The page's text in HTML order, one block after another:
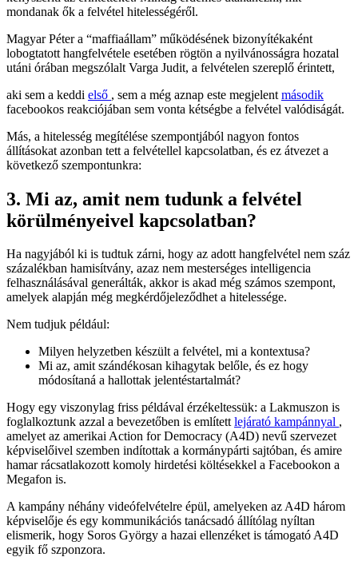
mondanak ők a felvétel hitelességéről.
Magyar Péter a “maffiaállam” működésének bizonyítékaként
lobogtatott hangfelvétele esetében rögtön a nyilvánosságra hozatal
utáni órában megszólalt Varga Judit, a felvételen szereplő érintett,
aki sem a keddi első , sem a még aznap este megjelent második
facebookos reakciójában sem vonta kétségbe a felvétel valódiságát.
Más, a hitelesség megítélése szempontjából nagyon fontos
állításokat azonban tett a felvétellel kapcsolatban, és ez átvezet a
következő szempontunkra:
3. Mi az, amit nem tudunk a felvétel
körülményeivel kapcsolatban?
Ha nagyjából ki is tudtuk zárni, hogy az adott hangfelvétel nem száz
százalékban hamisítvány, azaz nem mesterséges intelligencia
felhasználásával generálták, akkor is akad még számos szempont,
amelyek alapján még megkérdőjeleződhet a hitelessége.
Nem tudjuk például:
Milyen helyzetben készült a felvétel, mi a kontextusa?
Mi az, amit szándékosan kihagytak belőle, és ez hogy
módosítaná a hallottak jelentéstartalmát?
Hogy egy viszonylag friss példával érzékeltessük: a Lakmuszon is
foglalkoztunk azzal a bevezetőben is említettlejárató kampánnyal ,
amelyet az amerikai Action for Democracy (A4D) nevű szervezet
képviselőivel szemben indítottak a kormánypárti sajtóban, és amire
hamar rácsatlakozott komoly hirdetési költésekkel a Facebookon a
Megafon is.
A kampány néhány videófelvételre épül, amelyeken az A4D három
képviselője és egy kommunikációs tanácsadó állítólag nyíltan
elismerik, hogy Soros György a hazai ellenzéket is támogató A4D
egyik fő szponzora.